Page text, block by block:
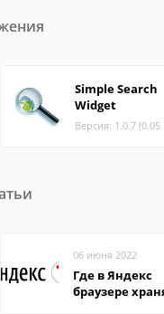
Simple Search
Widget
Версия: 1.0.7
06 июня 2022
Где в Яндекс
браузере